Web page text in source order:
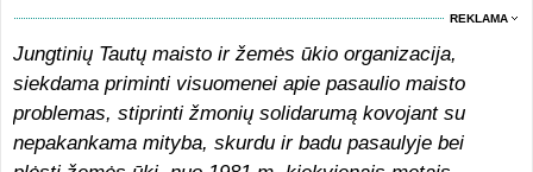
REKLAMA
Jungtinių Tautų maisto ir žemės ūkio organizacija,
siekdama priminti visuomenei apie pasaulio maisto
problemas, stiprinti žmonių solidarumą kovojant su
nepakankama mityba, skurdu ir badu pasaulyje bei